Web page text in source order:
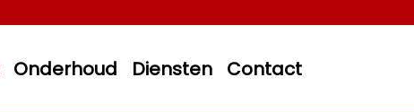
Onderhoud Diensten Contact